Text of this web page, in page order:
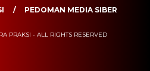
PEDOMAN MEDIA SIBER
PRAKSI - ALL RIGHTS RESERVED